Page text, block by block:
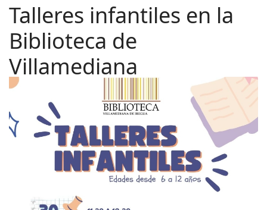
Talleres infantiles en la
Biblioteca de
Villamediana